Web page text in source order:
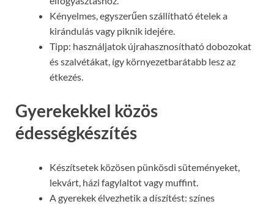
Kényelmes, egyszerűen szállítható ételek a
kirándulás vagy piknik idejére.
Tipp: használjatok újrahasznosítható dobozokat
és szalvétákat, így környezetbarátabb lesz az
étkezés.
Gyerekekkel közös
édességkészítés
Készítsetek közösen pünkösdi süteményeket,
lekvárt, házi fagylaltot vagy muffint.
A gyerekek élvezhetik a díszítést: színes